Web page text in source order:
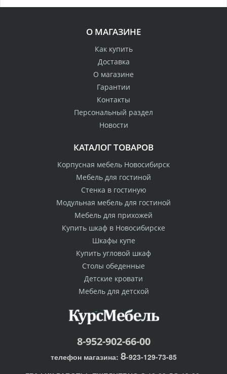
О МАГАЗИНЕ
Как купить
Доставка
О магазине
Гарантии
Контакты
Персональный раздел
Новости
КАТАЛОГ ТОВАРОВ
Корпусная мебель Новосибирск
Мебель для гостиной
Стенка в гостиную
Модульная мебель для гостиной
Мебель для прихожей
Купить шкаф в Новосибирске
Шкафы купе
Купить угловой шкаф
Столы обеденные
Детские кровати
Мебель для детской
8-952-902-66-00
телефон магазина: 8-923-129-73-85